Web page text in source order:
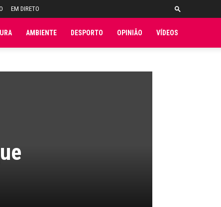
EM DIRETO
AMBIENTE DESPORTO OPINIÃO VÍDEOS